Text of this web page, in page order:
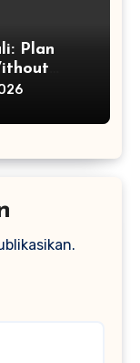
Plan